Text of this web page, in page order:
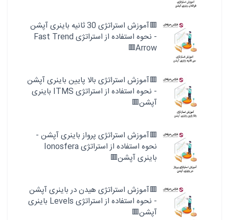
🟥آموزش استراتژی 30 ثانیه باینری آپشن
- نحوه استفاده از استراتژی Fast Trend
Arrow🟥
🟥آموزش استراتژی بالا پایین باینری آپشن
- نحوه استفاده از استراتژی ITMS باینری
آپشن🟥
🟥آموزش استراتژی پرواز باینری آپشن -
نحوه استفاده از استراتژی Ionosfera
باینری آپشن🟥
🟥آموزش استراتژی هیدن در باینری آپشن
- نحوه استفاده از استراتژی Levels باینری
آپشن🟥